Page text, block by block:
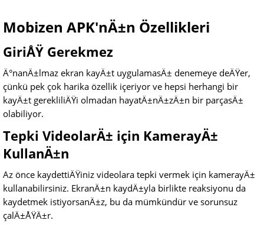
Mobizen APK'nÄ±n Özellikleri
GiriÅŸ Gerekmez
Ä°nanÄ±lmaz ekran kayÄ±t uygulamasÄ± denemeye deÄŸer,
çünkü pek çok harika özellik içeriyor ve hepsi herhangi bir
kayÄ±t gerekliliÄŸi olmadan hayatÄ±nÄ±zÄ±n bir parçasÄ±
olabiliyor.
Tepki VideolarÄ± için KamerayÄ±
KullanÄ±n
Az önce kaydettiÄŸiniz videolara tepki vermek için kamerayÄ±
kullanabilirsiniz. EkranÄ±n kaydÄ±yla birlikte reaksiyonu da
kaydetmek istiyorsanÄ±z, bu da mümkündür ve sorunsuz
çalÄ±ÅŸÄ±r.